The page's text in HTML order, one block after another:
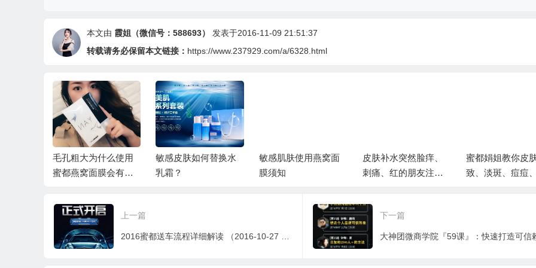
本文由 霞姐（微信号：588693）
发表于2016-11-09 21:51:37
转载请务必保留本文链接： https://www.237929.com/a/6328.html
毛孔粗大为什么使用
蜜都燕窝面膜会有效
敏感皮肤如何替换水
乳霜？
敏感肌肤使用燕窝面
膜须知
皮肤补水突然脸痒、
刺痛、红的朋友注意
敏，恰恰是缺水的信
号
蜜都娟姐教你皮
致、淡斑、痘痘
上一篇 下一篇